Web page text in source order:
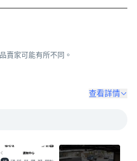
賣家可能有所不同。
查看詳情